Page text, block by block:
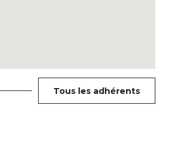
Tous les adhérents